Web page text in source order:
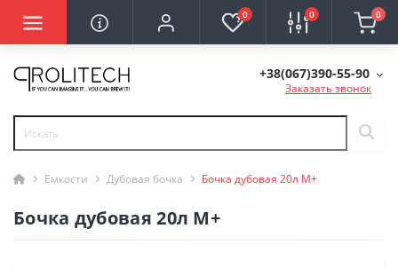
0 0 0
+38(067)390-55-90
Заказать звонок
Емкости Дубовая бочка Бочка дубовая 20л M+
Бочка дубовая 20л M+